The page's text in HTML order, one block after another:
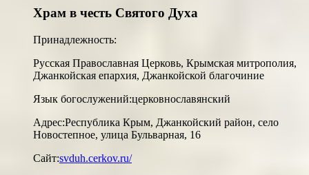
Храм в честь Святого Духа
Принадлежность:
Русская Православная Церковь, Крымская митрополия,
Джанкойская епархия, Джанкойской благочиние
Язык богослужений:церковнославянский
Адрес:Республика Крым, Джанкойский район, село
Новостепное, улица Бульварная, 16
Сайт:svduh.cerkov.ru/